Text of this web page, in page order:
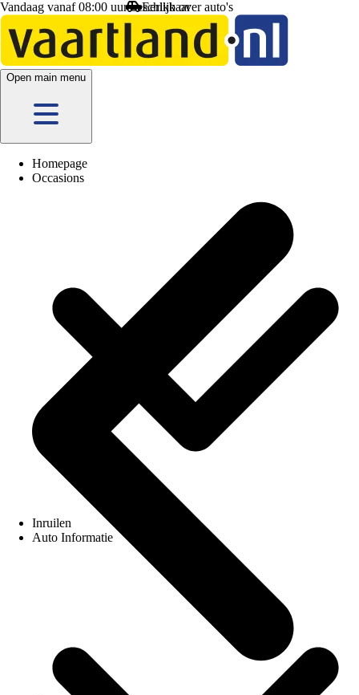
Vandaag vanaf 08:00 uur beschikbaar
Open main menu
Homepage
Occasions
Inruilen
Auto Informatie